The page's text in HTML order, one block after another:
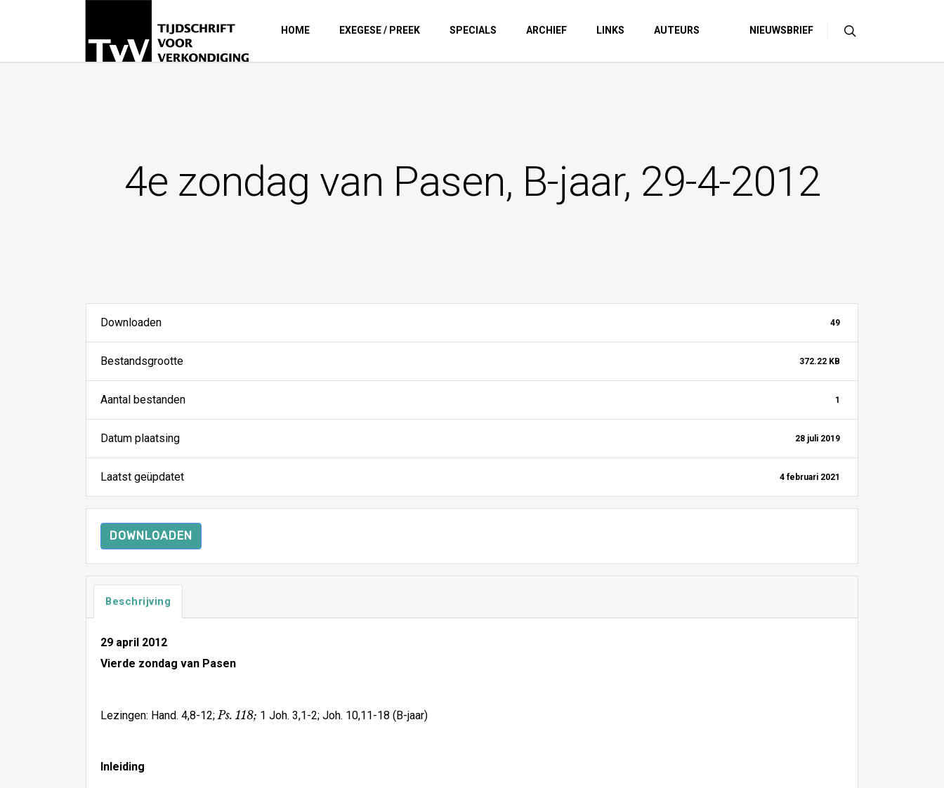
HOME EXEGESE / PREEK SPECIALS ARCHIEF LINKS AUTEURS NIEUWSBRIEF
4e zondag van Pasen, B-jaar, 29-4-2012
Downloaden 49
Bestandsgrootte 372.22 KB
Aantal bestanden 1
Datum plaatsing 28 juli 2019
Laatst geüpdatet 4 februari 2021
DOWNLOADEN
Beschrijving
29 april 2012
Vierde zondag van Pasen
Lezingen: Hand. 4,8-12;Ps. 118; 1 Joh. 3,1-2; Joh. 10,11-18 (B-jaar)
Inleiding